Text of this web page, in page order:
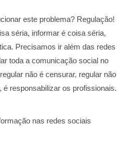
este problema? Regulação!
séria, informar é coisa séria,
Precisamos ir além das redes
toda a comunicação social no
não é censurar, regular não
é responsabilizar os profissionais.
nas redes sociais